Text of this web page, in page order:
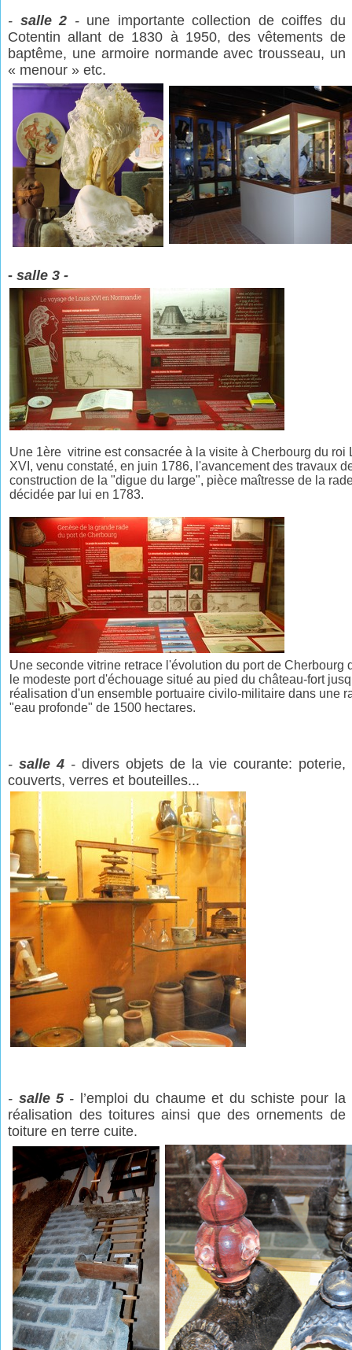
- salle 2 -une importante collection de coiffes du
Cotentin allant de 1830 à 1950, des vêtements de
baptême, une armoire normande avec trousseau, un
« menour » etc.
-salle 3 -
Une 1ère vitrine est consacrée à la visite à Cherbourg du roi
XVI, venu constaté, en juin 1786, l'avancement des travaux
construction de la "digue du large", pièce maîtresse de la
décidée par lui en 1783.
Une seconde vitrine retrace l'évolution du port de Cherbourg
le modeste port d'échouage situé au pied du château-fort
réalisation d'un ensemble portuaire civilo-militaire dans une
"eau profonde" de 1500 hectares.
- salle 4 -divers objets de la vie courante: poterie,
couverts, verres et bouteilles...
- salle 5 - l’emploi du chaume et du schiste pour la
réalisation des toitures ainsi que des ornements de
toiture en terre cuite.